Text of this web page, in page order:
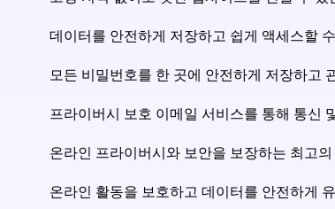
데이터를 안전하게 저장하고 쉽게 액세스할
모든 비밀번호를 한 곳에 안전하게 저장하고
프라이버시 보호 이메일 서비스를 통해 통신
온라인 프라이버시와 보안을 보장하는 최고
온라인 활동을 보호하고 데이터를 안전하게